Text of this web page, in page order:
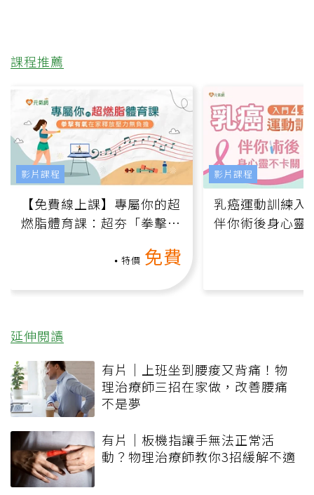
課程推薦
【免費線上課】專屬你的超
燃脂體育課：超夯「拳擊有
特價 免費
影片課程
乳癌運動訓練入
伴你術後身心靈
影片課程
延伸閱讀
有片｜上班坐到腰痠又背痛！物
理治療師三招在家做，改善腰痛
不是夢
有片｜板機指讓手無法正常活
動？物理治療師教你3招緩解不適